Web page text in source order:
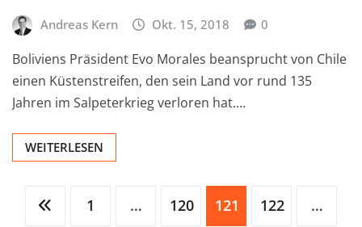
Andreas Kern Okt. 15, 2018 0
Boliviens Präsident Evo Morales beansprucht von Chile
einen Küstenstreifen, den sein Land vor rund 135
Jahren im Salpeterkrieg verloren hat.…
WEITERLESEN
Seitennummerierung
1 … 120 121 122 …